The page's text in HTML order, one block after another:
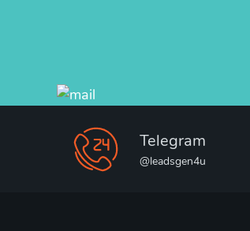
Telegram
@leadsgen4u